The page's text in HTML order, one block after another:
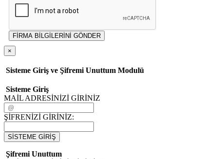
FİRMA BİLGİLERİNİ GÖNDER
×
Sisteme Giriş ve Şifremi Unuttum Modulü
Sisteme Giriş
MAİL ADRESİNİZİ GİRİNİZ
ŞİFRENİZİ GİRİNİZ:
SİSTEME GİRİŞ
Şifremi Unuttum